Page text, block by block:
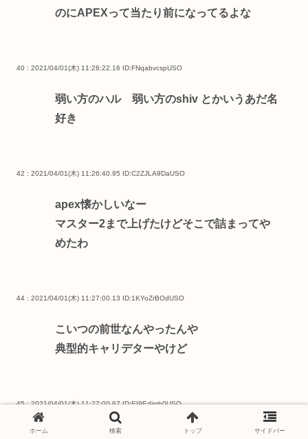
のにAPEXって当たり前になってるよな
40 : 2021/04/01(木) 11:26:22.16 ID:FNqabvcspUSO
弱い方のハル 弱い方のshiv とかいうあだ名
好き
42 : 2021/04/01(木) 11:26:40.95 ID:C2ZJLA9DaUSO
apex懐かしいなー
マスター2まで上げたけどそこで詰まってや
めたわ
44 : 2021/04/01(木) 11:27:00.13 ID:1KYoZrBOdUSO
こいつの前世なんやったんや
典型的キャリデターやけど
45 : 2021/04/01(木) 11:27:00.67ID:EI9Edjmh0USO
スマーフとかサブ垢って普通にチートとかグ
ホーム 検索 トップ サイドバー